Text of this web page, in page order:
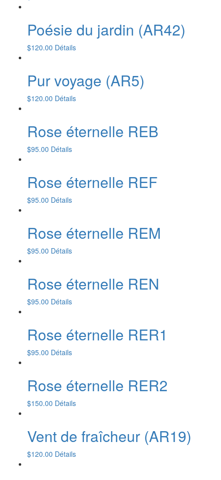
Poésie du jardin (AR42)
$120.00 Détails
Pur voyage (AR5)
$120.00 Détails
Rose éternelle REB
$95.00 Détails
Rose éternelle REF
$95.00 Détails
Rose éternelle REM
$95.00 Détails
Rose éternelle REN
$95.00 Détails
Rose éternelle RER1
$95.00 Détails
Rose éternelle RER2
$150.00 Détails
Vent de fraîcheur (AR19)
$120.00 Détails